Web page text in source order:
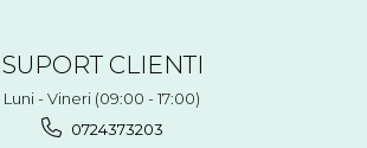
SUPORT CLIENTI
Luni - Vineri (09:00 - 17:00)
0724373203